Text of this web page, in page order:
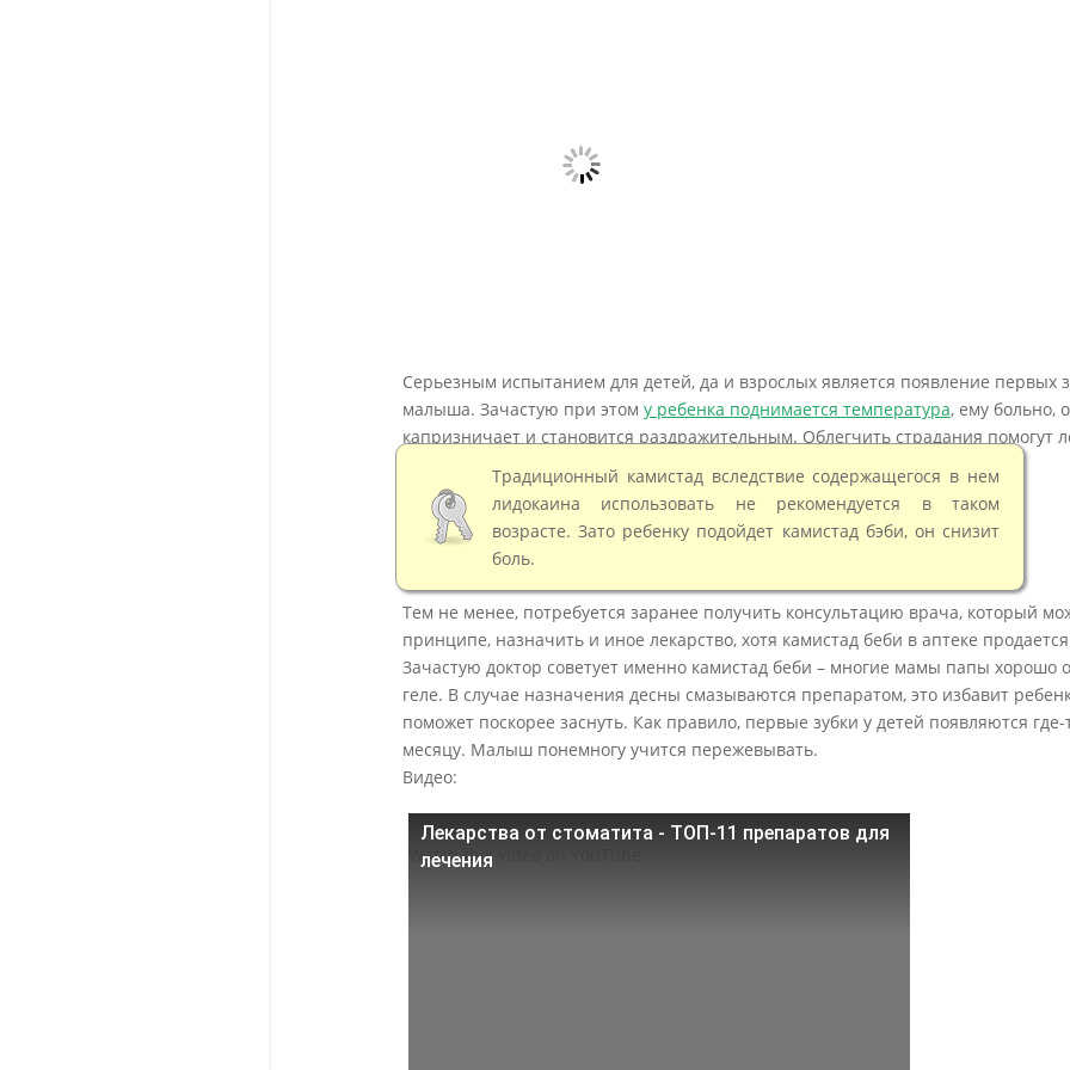
Серьезным испытанием для детей, да и взрослых является появление первых
малыша. Зачастую при этом у ребенка поднимается температура, ему больно,
капризничает и становится раздражительным. Облегчить страдания помогут
Традиционный камистад вследствие содержащегося в нем
лидокаина использовать не рекомендуется в таком
возрасте. Зато ребенку подойдет камистад бэби, он снизит
боль.
Тем не менее, потребуется заранее получить консультацию врача, который
принципе, назначить и иное лекарство, хотя камистад беби в аптеке
Зачастую доктор советует именно камистад беби – многие мамы папы хорошо
геле. В случае назначения десны смазываются препаратом, это избавит
поможет поскорее заснуть. Как правило, первые зубки у детей появляются где-
месяцу. Малыш понемногу учится пережевывать.
Видео:
Лекарства от стоматита - ТОП-11 препаратов для
лечения
Watch this video on YouTube